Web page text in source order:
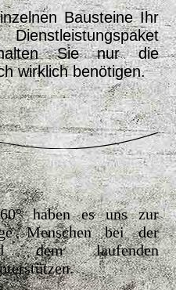
Bausteine Ihr
Sie nur die
wirklich benötigen.
haben es uns zur
Menschen bei der
dem laufenden